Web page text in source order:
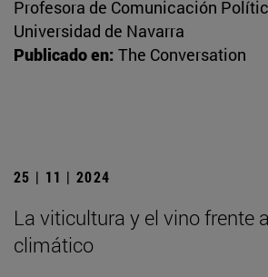
Profesora de Comunicación
Universidad de Navarra
Publicado en: The Conversation
25 | 11 | 2024
La viticultura y el vino frente
climático